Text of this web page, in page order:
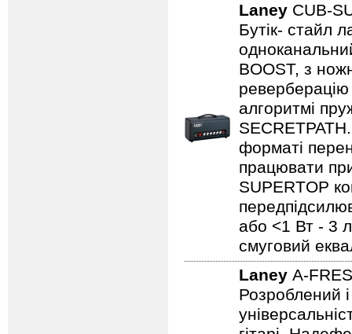
Laney CUB-
Бутік- стайл
BOOST, з
алгоритмі
форматі
працювати
SUPERTOP
або <1 Вт - 3
смуговий
Laney A-
Розроблений